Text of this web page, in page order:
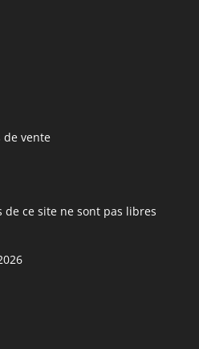
de vente
de ce site ne sont pas libres